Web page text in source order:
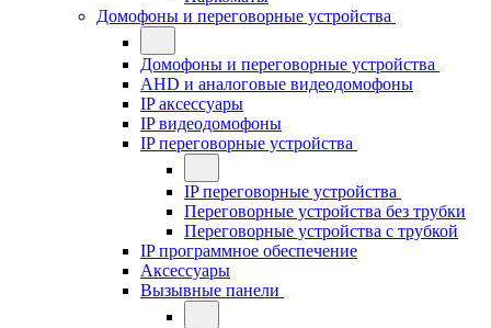
Домофоны и переговорные устройства
Домофоны и переговорные устройства
AHD и аналоговые видеодомофоны
IP аксессуары
IP видеодомофоны
IP переговорные устройства
IP переговорные устройства
Переговорные устройства без трубки
Переговорные устройства с трубкой
IP программное обеспечение
Аксессуары
Вызывные панели